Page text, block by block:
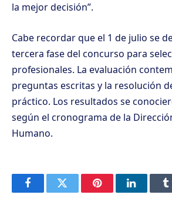
la mejor decisión”.
Cabe recordar que el 1 de julio se
tercera fase del concurso para
profesionales. La evaluación
preguntas escritas y la resolución
práctico. Los resultados se
según el cronograma de la
Humano.
FacebookTwitter PinterestLinkedIn